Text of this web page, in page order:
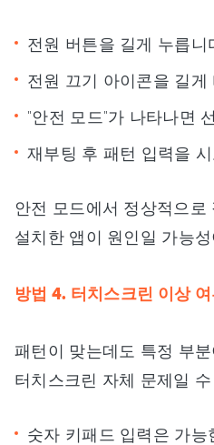
전원 버튼을 길게 누릅니
전원 끄기 아이콘을 길게
"안전 모드"가 나타나면
재부팅 후 패턴 입력을 시
안전 모드에서 정상적으로
설치한 앱이 원인일 가능성
방법 4. 터치스크린 이상
패턴이 맞는데도 특정 부
터치스크린 자체 문제일 수
숫자 키패드 입력은 가능